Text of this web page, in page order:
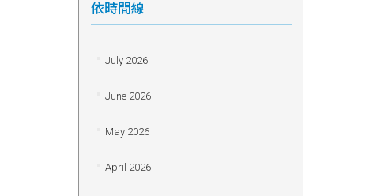
依時間線
July 2026
June 2026
May 2026
April 2026